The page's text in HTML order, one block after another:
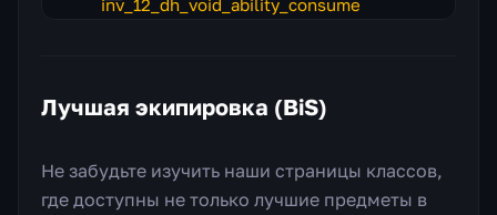
Лучшая экипировка (BiS)
Не забудьте изучить наши страницы классов,
где доступны не только лучшие предметы в